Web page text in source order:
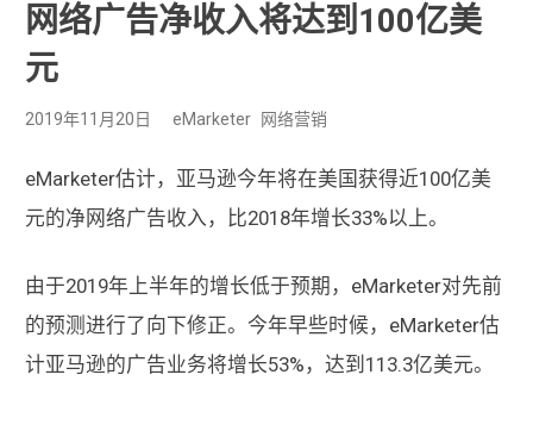
网络广告净收入将达到100亿美
元
2019年11月20日 eMarketer 网络营销
eMarketer估计，亚马逊今年将在美国获得近100亿美
元的净网络广告收入，比2018年增长33%以上。
由于2019年上半年的增长低于预期，eMarketer对先前
的预测进行了向下修正。今年早些时候，eMarketer估
计亚马逊的广告业务将增长53%，达到113.3亿美元。